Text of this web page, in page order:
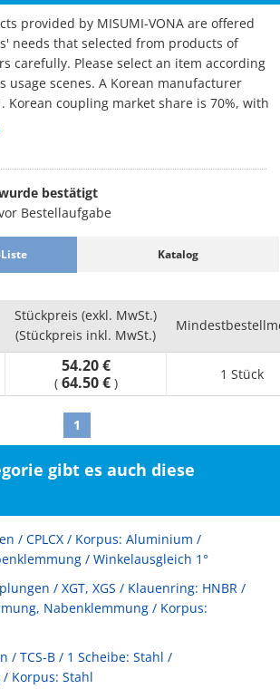
provided by MISUMI-VONA are offered
needs that selected from products of
carefully. Please select an item according
usage scenes. A Korean manufacturer
Korean coupling market share is 70%, with
No1 maker. Rich selection, and short
bestätigt
Bestellaufgabe
Katalog
Stückpreis (exkl. MwSt.)
(Stückpreis inkl. MwSt.)
54.20 €
( 64.50 € )
1 Stück
1
gibt es auch diese
/ CPLCX / Korpus: Aluminium /
/ Winkelausgleich 1°
/ XGT, XGS / Klauenring: HNBR /
Nabenklemmung / Korpus:
/ TCS-B / 1 Scheibe: Stahl /
Korpus: Stahl